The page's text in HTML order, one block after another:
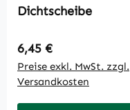
Dichtscheibe
Regulärer Preis:
6,45 €
Preise exkl. MwSt. zzgl.
Versandkosten